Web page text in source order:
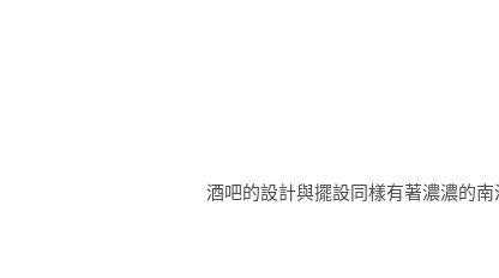
酒吧的設計與擺設同樣有著濃濃的